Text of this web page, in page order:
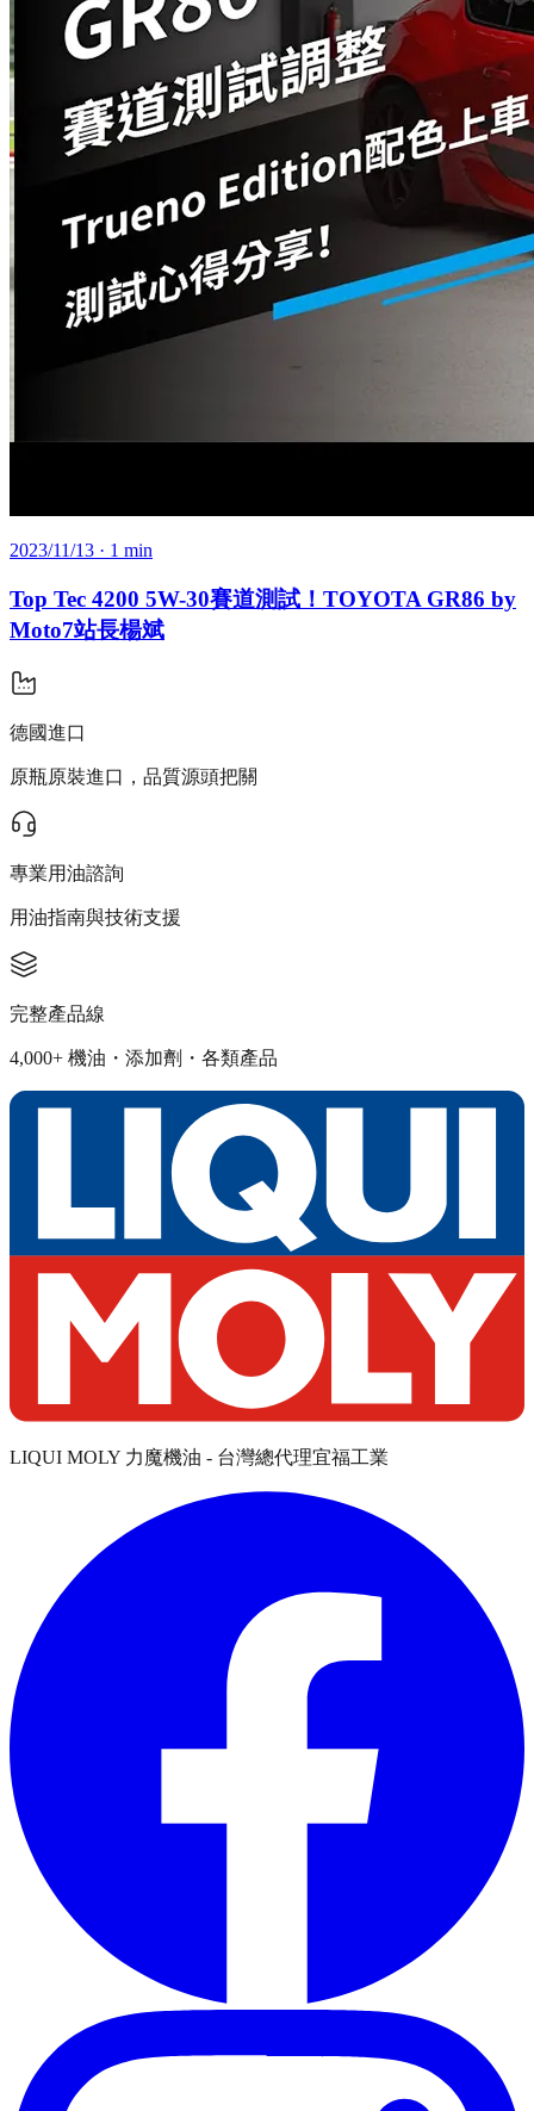
2023/11/13 · 1 min
Top Tec 4200 5W-30賽道測試！TOYOTA GR86 by
Moto7站長楊斌
德國進口
原瓶原裝進口，品質源頭把關
專業用油諮詢
用油指南與技術支援
完整產品線
4,000+ 機油・添加劑・各類產品
LIQUI MOLY 力魔機油 - 台灣總代理宜福工業